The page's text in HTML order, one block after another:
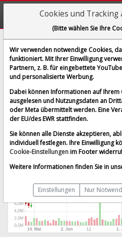
TKO Group
[TKO | WKN A3ET9E |
186,570 $
Echtzeit-Aktienkurs vom
New York
Cookies und Tracking
(Bitte wählen Sie Ihre
Wir verwenden notwendige Cookies,
funktioniert. Mit Ihrer Einwilligung
Partnern, z. B. für eingebettete
und personalisierte Werbung.
Dabei können Informationen auf
ausgelesen und Nutzungsdaten an
oder Meta übermittelt werden. Eine
der EU/des EWR stattfinden.
Sie können alle Dienste akzeptieren,
individuell festlegen. Ihre Einwilligung
Cookie-Einstellungenim Footer
Weitere Informationen finden Sie in
Einstellungen Nur